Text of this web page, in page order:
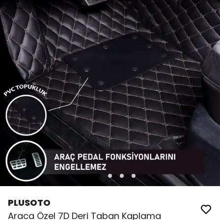
PLUSOTO
Araca Özel 7D Deri Taban Kaplama